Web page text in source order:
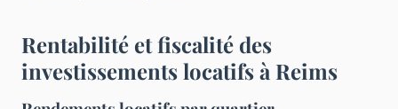
Rentabilité et fiscalité des
investissements locatifs à Reims